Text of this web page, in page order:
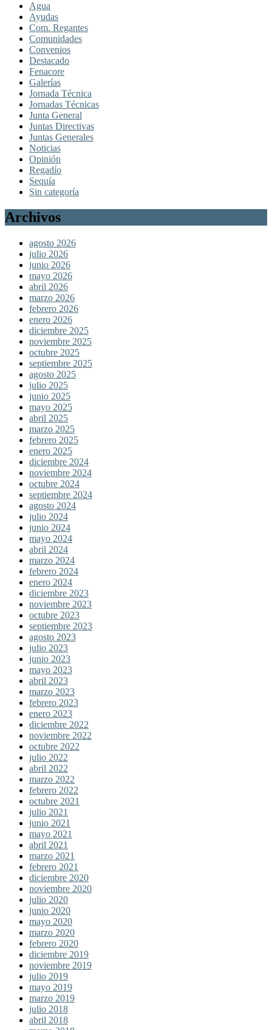
Agua
Ayudas
Com. Regantes
Comunidades
Convenios
Destacado
Fenacore
Galerías
Jornada Técnica
Jornadas Técnicas
Junta General
Juntas Directivas
Juntas Generales
Noticias
Opinión
Regadío
Sequía
Sin categoría
Archivos
agosto 2026
julio 2026
junio 2026
mayo 2026
abril 2026
marzo 2026
febrero 2026
enero 2026
diciembre 2025
noviembre 2025
octubre 2025
septiembre 2025
agosto 2025
julio 2025
junio 2025
mayo 2025
abril 2025
marzo 2025
febrero 2025
enero 2025
diciembre 2024
noviembre 2024
octubre 2024
septiembre 2024
agosto 2024
julio 2024
junio 2024
mayo 2024
abril 2024
marzo 2024
febrero 2024
enero 2024
diciembre 2023
noviembre 2023
octubre 2023
septiembre 2023
agosto 2023
julio 2023
junio 2023
mayo 2023
abril 2023
marzo 2023
febrero 2023
enero 2023
diciembre 2022
noviembre 2022
octubre 2022
julio 2022
abril 2022
marzo 2022
febrero 2022
octubre 2021
julio 2021
junio 2021
mayo 2021
abril 2021
marzo 2021
febrero 2021
diciembre 2020
noviembre 2020
julio 2020
junio 2020
mayo 2020
marzo 2020
febrero 2020
diciembre 2019
noviembre 2019
julio 2019
mayo 2019
marzo 2019
julio 2018
abril 2018